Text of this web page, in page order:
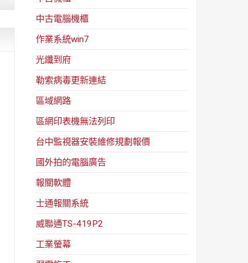
中古電腦機櫃
作業系統win7
光纖到府
勒索病毒更新連結
區域網路
區網印表機無法列印
台中監視器安裝維修規劃報價
國外拍的電腦廣告
報關軟體
士通報關系統
威聯通TS-419P2
工業螢幕